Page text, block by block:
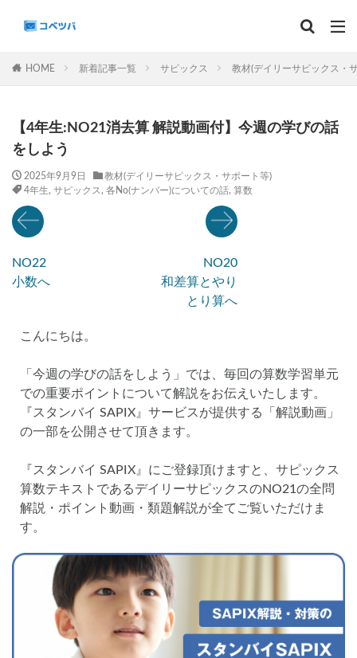
HOME 新着記事一覧 サピックス 教材(デイリーサピックス・
【4年生:NO21消去算 解説動画付】今週の学びの話
をしよう
2025年9月9日
教材(デイリーサピックス・サポート等)
4年生, サピックス , 各No(ナンバー)についての話, 算数
NO22
小数へ
NO20
和差算とやり
とり算へ
こんにちは。
「今週の学びの話をしよう」では、毎回の算数学習単元
での重要ポイントについて解説をお伝えいたします。
『スタンバイ SAPIX』サービスが提供する「解説動画」
の一部を公開させて頂きます。
『スタンバイ SAPIX』にご登録頂けますと、サピックス
算数テキストであるデイリーサピックスのNO21の全問
解説・ポイント動画・類題解説が全てご覧いただけま
す。
カテゴリー
タグ
後期(9月~11月)
中学受験算数
入試分析・志望校別対策
学習相談への回答
SAPIXデイリーチェック
SAPIXマンスリー確認/復習テスト SAPIX組分けテスト
サピックスオープン 土曜特訓
四谷大塚公開組分けテスト 四谷大塚合不合判定テスト
四谷大塚志望校判定テスト 新学年(1月〜2月)
冬期(12月〜1月) サピックステキスト解説・対策
予習シリーズテキスト解説・対策
TopGun特訓 コベツバ過去問動画解説
コベツバからのお知らせ 抽象化能力 熱量